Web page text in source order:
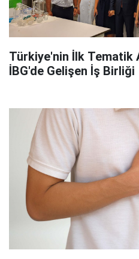
Türkiye'nin İlk Tematik
İBG'de Gelişen İş Birliği